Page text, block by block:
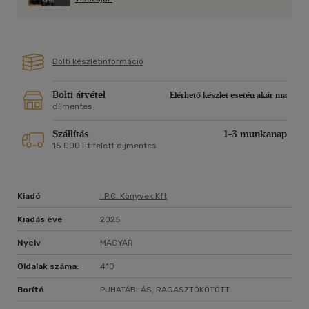
"Elbűvölő és eredeti." - Katie Fforde
Bolti készletinformáció
Bolti átvétel
Elérhető készlet esetén akár ma
díjmentes
Szállítás 1-3 munkanap
15 000 Ft felett díjmentes
Kiadó I.p.c. Könyvek Kft
Kiadás éve 2025
Nyelv MAGYAR
Oldalak száma: 410
Borító PUHATÁBLÁS, RAGASZTÓKÖTÖTT